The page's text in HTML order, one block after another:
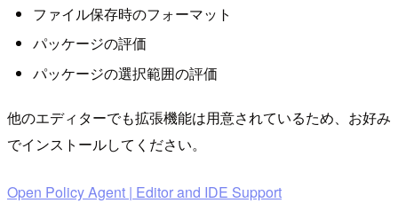
ファイル保存時のフォーマット
パッケージの評価
パッケージの選択範囲の評価
他のエディターでも拡張機能は用意されているため、お好み
でインストールしてください。
Open Policy Agent | Editor and IDE Support